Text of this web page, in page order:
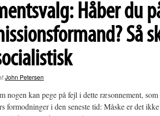
Håber du
Så
John Petersen
nogen kan pege på fejl i dette ræsonnement,
formodninger i den seneste tid: Måske er det